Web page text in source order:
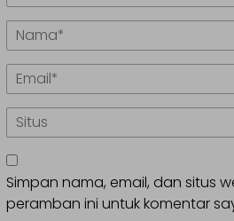
Simpan nama, email, dan situs
peramban ini untuk komentar